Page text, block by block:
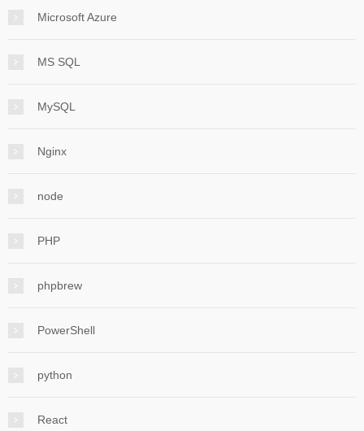
Microsoft Azure
MS SQL
MySQL
Nginx
node
PHP
phpbrew
PowerShell
python
React